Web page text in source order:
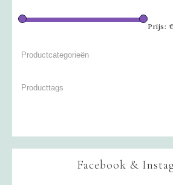
Prijs:
Facebook &